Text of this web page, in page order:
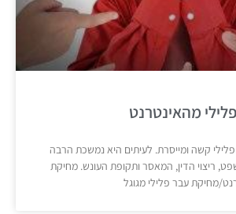
מהאינטרנט
קשה ומייסרת. לעיתים היא נמשכת הרבה
ריצוי הדין, המאסר ותקופת העונש. מחיקת
מחיקת עבר פלילי מגוגל